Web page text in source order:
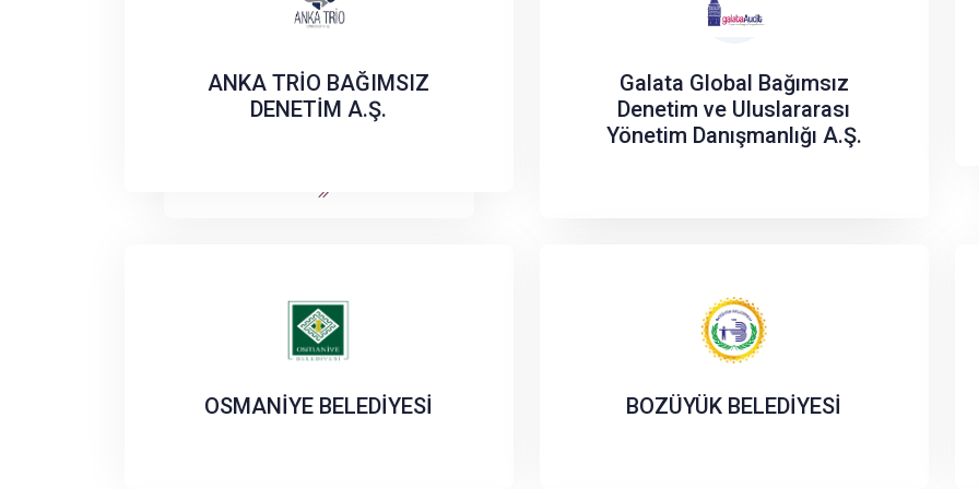
ANKA TRİO BAĞIMSIZ
DENETİM A.Ş.
Galata Global Bağımsız
Denetim ve Uluslararası
Yönetim Danışmanlığı A.Ş.
OSMANİYE BELEDİYESİ BOZÜYÜK BELEDİYESİ